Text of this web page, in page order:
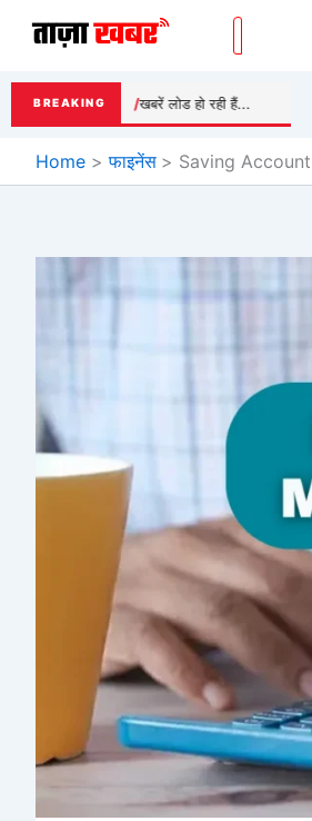
BREAKING खबरें लोड हो रही हैं...
Home फाइनेंस Saving Account